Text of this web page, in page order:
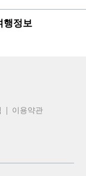
행정보
이용약관